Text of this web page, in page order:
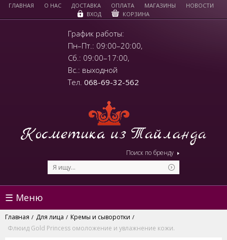
ГЛАВНАЯ О НАС ДОСТАВКА ОПЛАТА МАГАЗИНЫ
НОВОСТИ
ВХОД
КОРЗИНА
График работы:
Пн–Пт.: 09:00–20:00,
Сб.: 09:00–17:00,
Вс.: выходной
Тел. 068-69-32-562
Поиск по бренду
☰ Меню
Главная / Для лица / Кремы и сыворотки /
Флюид Gold Princess омоложение и увлажнение кожи.